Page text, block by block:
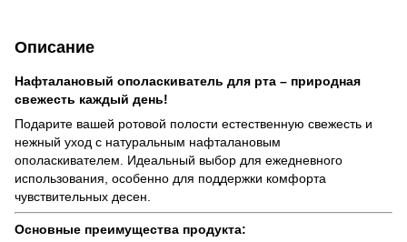
Описание
Нафталановый ополаскиватель для рта – природная
свежесть каждый день!
Подарите вашей ротовой полости естественную свежесть и
нежный уход с натуральным нафталановым
ополаскивателем. Идеальный выбор для ежедневного
использования, особенно для поддержки комфорта
чувствительных десен.
Основные преимущества продукта: